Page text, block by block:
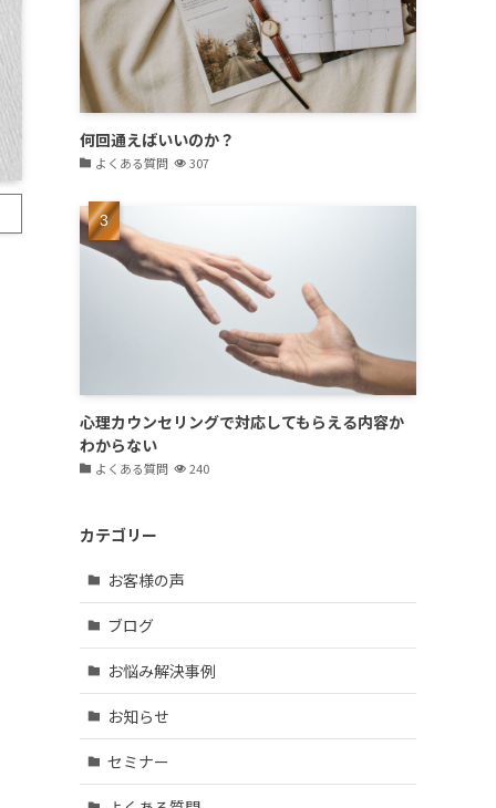
何回通えばいいのか？
よくある質問 307
心理カウンセリングで対応してもらえる内容か
わからない
よくある質問 240
カテゴリー
お客様の声
ブログ
お悩み解決事例
お知らせ
セミナー